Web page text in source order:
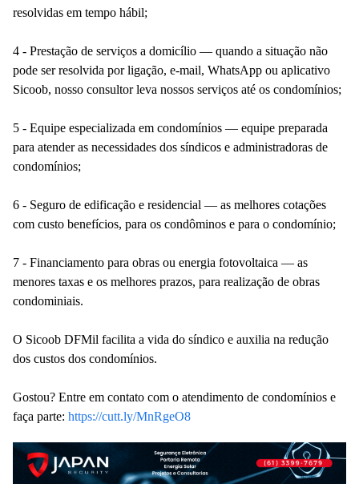
resolvidas em tempo hábil;
4 - Prestação de serviços a domicílio — quando a situação não
pode ser resolvida por ligação, e-mail, WhatsApp ou aplicativo
Sicoob, nosso consultor leva nossos serviços até os condomínios;
5 - Equipe especializada em condomínios — equipe preparada
para atender as necessidades dos síndicos e administradoras de
condomínios;
6 - Seguro de edificação e residencial — as melhores cotações
com custo benefícios, para os condôminos e para o condomínio;
7 - Financiamento para obras ou energia fotovoltaica — as
menores taxas e os melhores prazos, para realização de obras
condominiais.
O Sicoob DFMil facilita a vida do síndico e auxilia na redução
dos custos dos condomínios.
Gostou? Entre em contato com o atendimento de condomínios e
faça parte: https://cutt.ly/MnRgeO8